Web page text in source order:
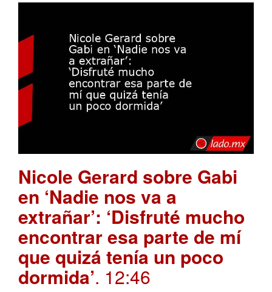
Nicole Gerard sobre Gabi
en ‘Nadie nos va a
extrañar’: ‘Disfruté mucho
encontrar esa parte de mí
que quizá tenía un poco
dormida’. 12:46